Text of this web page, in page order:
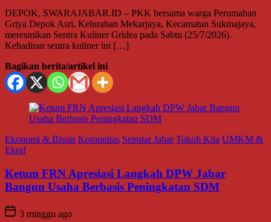
DEPOK, SWARAJABAR.ID – PKK bersama warga Perumahan
Griya Depok Asri, Kelurahan Mekarjaya, Kecamatan Sukmajaya,
meresmikan Sentra Kuliner Gridea pada Sabtu (25/7/2026).
Kehadiran sentra kuliner ini […]
Bagikan berita/artikel ini
Ekonomi & Bisnis Komunitas Seputar Jabar Tokoh Kita UMKM &
Ekraf
Ketum FRN Apresiasi Langkah DPW Jabar
Bangun Usaha Berbasis Peningkatan SDM
3 minggu ago